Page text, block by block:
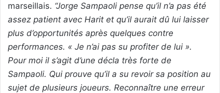
marseillais. “Jorge Sampaoli pense qu’il n’a pas été
assez patient avec Harit et qu’il aurait dû lui laisser
plus d’opportunités après quelques contre
performances. « Je n’ai pas su profiter de lui ».
Pour moi il s’agit d’une décla très forte de
Sampaoli. Qui prouve qu’il a su revoir sa position au
sujet de plusieurs joueurs. Reconnaître une erreur